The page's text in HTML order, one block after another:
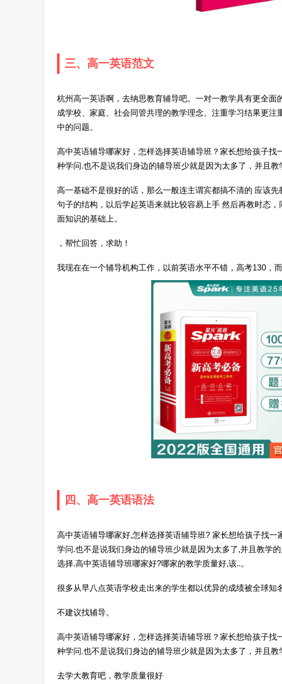
三、高一英语范文
杭州高一英语啊，去纳思教育辅导吧。一对一教学具有更全面
成学校、家庭、社会同管共理的教学理念。注重学习结果更
中的问题。
高中英语辅导哪家好，怎样选择英语辅导班？家长想给孩子找
种学问.也不是说我们身边的辅导班少就是因为太多了，并且教
高一基础不是很好的话，那么一般连主谓宾都搞不清的 应该
句子的结构，以后学起英语来就比较容易上手 然后再教时态
面知识的基础上。
，帮忙回答，求助！
我现在在一个辅导机构工作，以前英语水平不错，高考130，而
四、高一英语语法
高中英语辅导哪家好,怎样选择英语辅导班? 家长想给孩子找一
学问.也不是说我们身边的辅导班少就是因为太多了,并且教学
选择.高中英语辅导班哪家好?哪家的教学质量好,该..。
很多从早八点英语学校走出来的学生都以优异的成绩被全球知
不建议找辅导。
高中英语辅导哪家好，怎样选择英语辅导班？家长想给孩子找
种学问.也不是说我们身边的辅导班少就是因为太多了，并且教
去学大教育吧，教学质量很好